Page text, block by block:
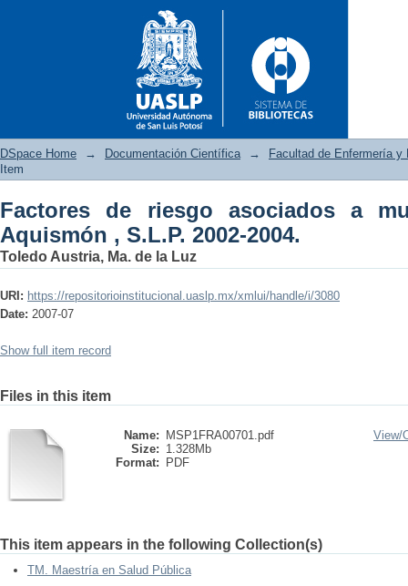
Factores de riesgo
DSpace Home → Documentación Científica →
Facultad de Enfermería y
Item
Factores de riesgo asociados a
Aquismón , S.L.P. 2002-2004.
Toledo Austria, Ma. de la Luz
URI: https://repositorioinstitucional.uaslp.mx/xmlui/handle/i/3080
Date: 2007-07
Show full item record
Files in this item
Name:
MSP1FRA00701.pdf
Size: 1.328Mb
Format:
PDF
View/
This item appears in the following Collection(s)
TM. Maestría en Salud Pública